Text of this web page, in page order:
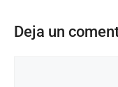
Deja un